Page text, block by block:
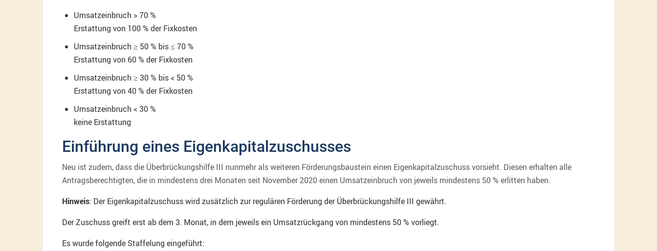
Umsatzeinbruch > 70 %
Erstattung von 100 % der Fixkosten
Umsatzeinbruch ≥ 50 % bis ≤ 70 %
Erstattung von 60 % der Fixkosten
Umsatzeinbruch ≥ 30 % bis < 50 %
Erstattung von 40 % der Fixkosten
Umsatzeinbruch < 30 %
keine Erstattung
Einführung eines Eigenkapitalzuschusses
Neu ist zudem, dass die Überbrückungshilfe III nunmehr als weiteren Förderungsbaustein einen Eigenkapitalzuschuss vorsieht. Diesen erhalten alle
Antragsberechtigten, die in mindestens drei Monaten seit November 2020 einen Umsatzeinbruch von jeweils mindestens 50 % erlitten haben.
Hinweis: Der Eigenkapitalzuschuss wird zusätzlich zur regulären Förderung der Überbrückungshilfe III gewährt.
Der Zuschuss greift erst ab dem 3. Monat, in dem jeweils ein Umsatzrückgang von mindestens 50 % vorliegt.
Es wurde folgende Staffelung eingeführt: